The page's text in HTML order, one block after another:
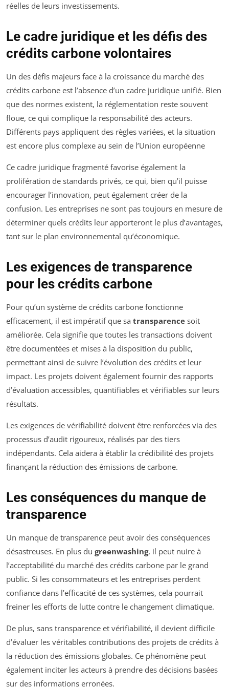
réelles de leurs investissements.
Le cadre juridique et les défis des
crédits carbone volontaires
Un des défis majeurs face à la croissance du marché des
crédits carbone est l’absence d’un cadre juridique unifié. Bien
que des normes existent, la réglementation reste souvent
floue, ce qui complique la responsabilité des acteurs.
Différents pays appliquent des règles variées, et la situation
est encore plus complexe au sein de l’Union européenne
Ce cadre juridique fragmenté favorise également la
prolifération de standards privés, ce qui, bien qu’il puisse
encourager l’innovation, peut également créer de la
confusion. Les entreprises ne sont pas toujours en mesure de
déterminer quels crédits leur apporteront le plus d’avantages,
tant sur le plan environnemental qu’économique.
Les exigences de transparence
pour les crédits carbone
Pour qu’un système de crédits carbone fonctionne
efficacement, il est impératif que sa transparence soit
améliorée. Cela signifie que toutes les transactions doivent
être documentées et mises à la disposition du public,
permettant ainsi de suivre l’évolution des crédits et leur
impact. Les projets doivent également fournir des rapports
d’évaluation accessibles, quantifiables et vérifiables sur leurs
résultats.
Les exigences de vérifiabilité doivent être renforcées via des
processus d’audit rigoureux, réalisés par des tiers
indépendants. Cela aidera à établir la crédibilité des projets
finançant la réduction des émissions de carbone.
Les conséquences du manque de
transparence
Un manque de transparence peut avoir des conséquences
désastreuses. En plus du greenwashing, il peut nuire à
l’acceptabilité du marché des crédits carbone par le grand
public. Si les consommateurs et les entreprises perdent
confiance dans l’efficacité de ces systèmes, cela pourrait
freiner les efforts de lutte contre le changement climatique.
De plus, sans transparence et vérifiabilité, il devient difficile
d’évaluer les véritables contributions des projets de crédits à
la réduction des émissions globales. Ce phénomène peut
également inciter les acteurs à prendre des décisions basées
sur des informations erronées.